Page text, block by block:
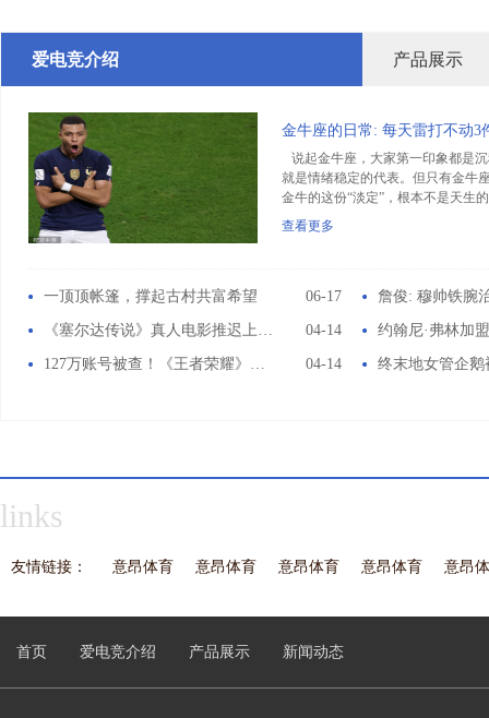
爱电竞介绍 产品展示
金牛座的日常: 每天雷打不动3
说起金牛座，大家第一印象都是
就是情绪稳定的代表。但只有金牛
金牛的这份“淡定”，根本不是天生
的。 说白了，金牛座的一天，看似
查看更多
一顶顶帐篷，撑起古村共富希望 06-17
《塞尔达传说》真人电影推迟上映 保证制作质量 04-14
127万账号被查！《王者荣耀》严打代练：装本人没用 04-14
links
友情链接： 意昂体育 意昂体育 意昂体育 意昂体育 意昂
首页 爱电竞介绍 产品展示 新闻动态